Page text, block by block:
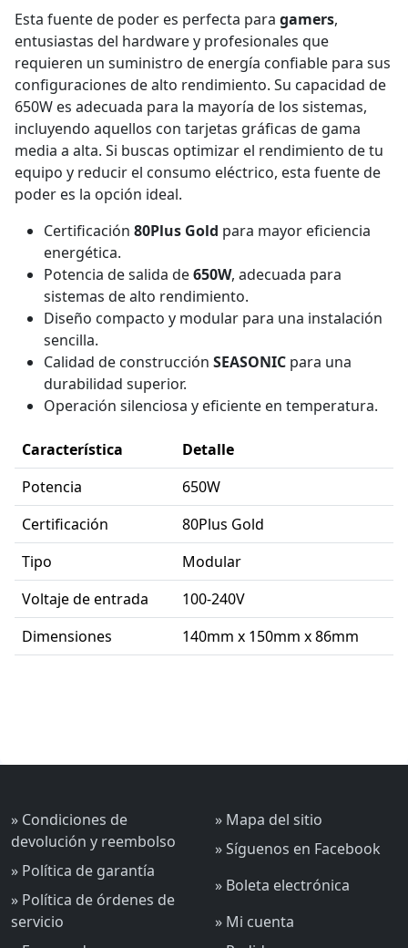
Esta fuente de poder es perfecta para gamers,
entusiastas del hardware y profesionales que
requieren un suministro de energía confiable para sus
configuraciones de alto rendimiento. Su capacidad de
650W es adecuada para la mayoría de los sistemas,
incluyendo aquellos con tarjetas gráficas de gama
media a alta. Si buscas optimizar el rendimiento de tu
equipo y reducir el consumo eléctrico, esta fuente de
poder es la opción ideal.
Certificación 80Plus Gold para mayor eficiencia
energética.
Potencia de salida de650W, adecuada para
sistemas de alto rendimiento.
Diseño compacto y modular para una instalación
sencilla.
Calidad de construcción SEASONIC para una
durabilidad superior.
Operación silenciosa y eficiente en temperatura.
Característica
Detalle
Potencia
650W
Certificación
80Plus Gold
Tipo
Modular
Voltaje de entrada
100-240V
Dimensiones
140mm x 150mm x 86mm
» Condiciones de
devolución y reembolso
» Política de garantía
» Política de órdenes de
servicio
» Mapa del sitio
» Síguenos en Facebook
» Boleta electrónica
» Mi cuenta